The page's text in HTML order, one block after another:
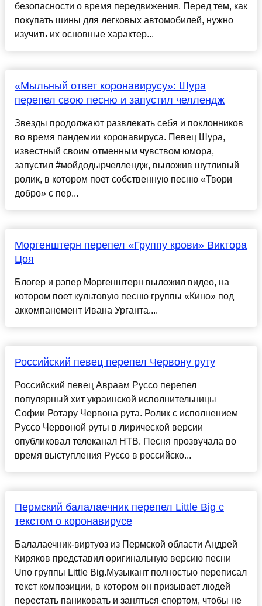
безопасности о время передвижения. Перед тем, как
покупать шины для легковых автомобилей, нужно
изучить их основные характер...
«Мыльный ответ коронавирусу»: Шура
перепел свою песню и запустил челлендж
Звезды продолжают развлекать себя и поклонников
во время пандемии коронавируса. Певец Шура,
известный своим отменным чувством юмора,
запустил #мойдодырчеллендж, выложив шутливый
ролик, в котором поет собственную песню «Твори
добро» с пер...
Моргенштерн перепел «Группу крови» Виктора
Цоя
Блогер и рэпер Моргенштерн выложил видео, на
котором поет культовую песню группы «Кино» под
аккомпанемент Ивана Урганта....
Российский певец перепел Червону руту
Российский певец Авраам Руссо перепел
популярный хит украинской исполнительницы
Софии Ротару Червона рута. Ролик с исполнением
Руссо Червоной руты в лирической версии
опубликовал телеканал НТВ. Песня прозвучала во
время выступления Руссо в российско...
Пермский балалаечник перепел Little Big с
текстом о коронавирусе
Балалаечник-виртуоз из Пермской области Андрей
Киряков представил оригинальную версию песни
Uno группы Little Big.Музыкант полностью переписал
текст композиции, в котором он призывает людей
перестать паниковать и заняться спортом, чтобы не